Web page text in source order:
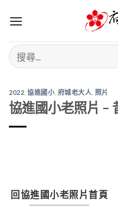
2022 ,協進國小, 府城老大人 照片
協進國小老照片 –
回協進國小老照片首頁